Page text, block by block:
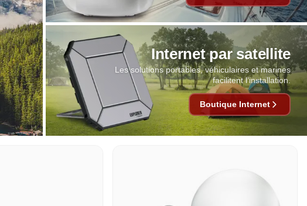
Internet par satellite
Les solutions portables, véhiculaires et marines
facilitent l’installation.
Boutique Internet